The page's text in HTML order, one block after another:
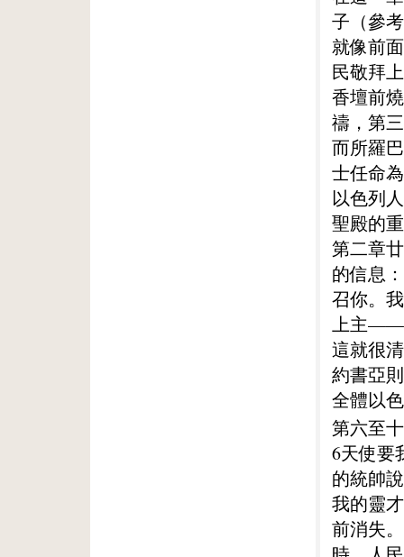
子（參
就像前
民敬拜
香壇前
禱，第
而所羅
士任命
以色列
聖殿的
第二章
的信息
召你。
上主——
這就很
約書亞
全體以
第六至
6天使要
的統帥
我的靈
前消失